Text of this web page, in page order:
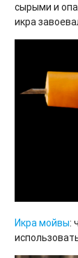
сырыми и
икра
Икра мойвы: